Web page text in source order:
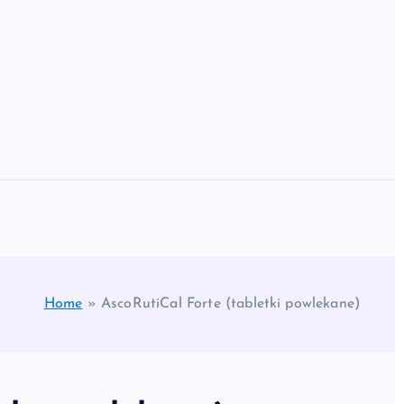
Home »AscoRutiCal Forte (tabletki powlekane)